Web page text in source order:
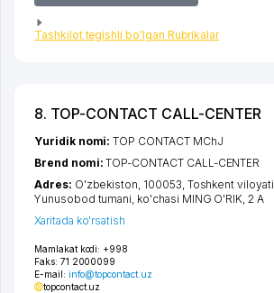
Tashkilot tegishli bo'lgan Rubrikalar
8. TOP-CONTACT CALL-CENTER
Mamlakat kodi: +998
Faks: 71 2000099
E-mail: info@topcontact.uz
topcontact.uz
Yuridik nomi:TOP CONTACT MChJ
Brend nomi:TOP-CONTACT CALL-CENTER
Adres: O'zbekiston, 100053, Toshkent viloyati
Yunusobod tumani ko'chasi MING O'RIK , 2 А
Xaritada ko'rsatish